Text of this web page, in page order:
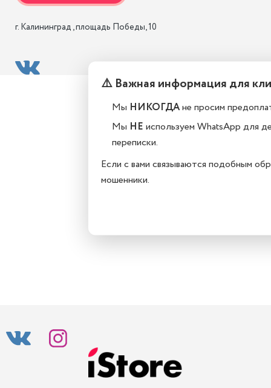
г. Калининград , площадь Победы, 10
⚠️ Важная информация для
Мы НИКОГДАне просим
Мы НЕ используем WhatsApp для
переписки.
Если с вами связываются подобным
мошенники.